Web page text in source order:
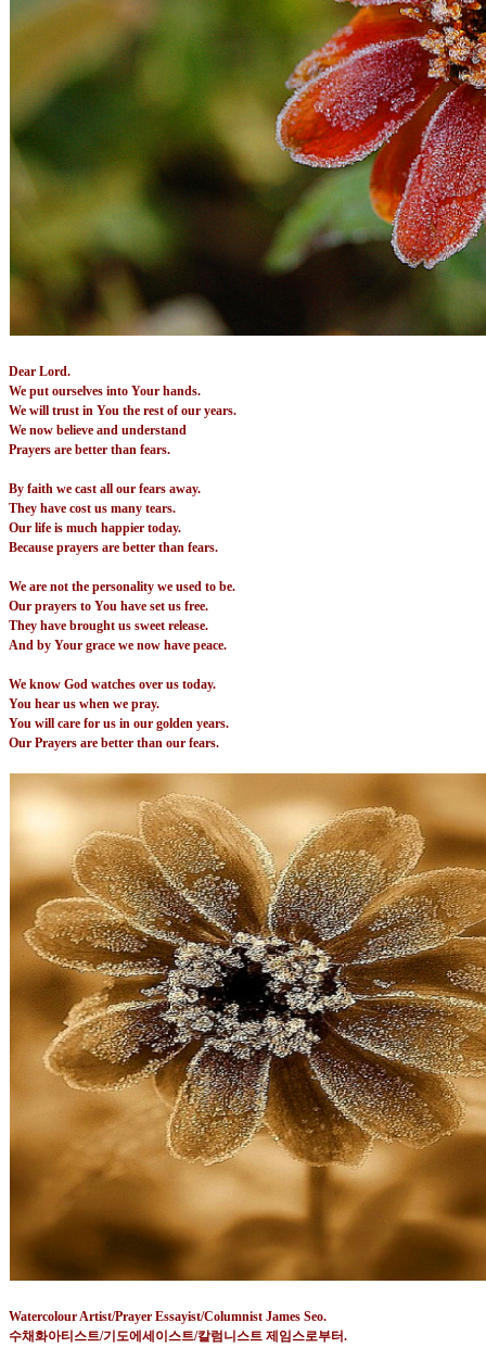
Dear Lord.
We put ourselves into Your hands.
We will trust in You the rest of our years.
We now believe and understand
Prayers are better than fears.
By faith we cast all our fears away.
They have cost us many tears.
Our life is much happier today.
Because prayers are better than fears.
We are not the personality we used to be.
Our prayers to You have set us free.
They have brought us sweet release.
And by Your grace we now have peace.
We know God watches over us today.
You hear us when we pray.
You will care for us in our golden years.
Our Prayers are better than our fears.
Watercolour Artist/Prayer Essayist/Columnist James Seo.
수채화아티스트/기도에세이스트/칼럼니스트 제임스로부터.